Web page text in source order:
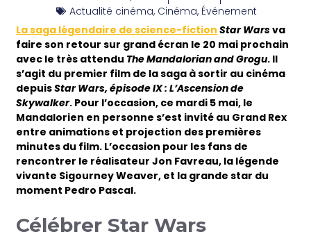
Actualité cinéma, Cinéma, Événement
La saga légendaire de science-fiction Star Warsva
faire son retour sur grand écran le 20 mai prochain
avec le très attendu The Mandalorian and Grogu. Il
s’agit du premier film de la saga à sortir au cinéma
depuisStar Wars, épisode IX : L’Ascension de
Skywalker. Pour l’occasion, ce mardi 5 mai, le
Mandalorien en personne s’est invité au Grand Rex
entre animations et projection des premières
minutes du film. L’occasion pour les fans de
rencontrer le réalisateur Jon Favreau, la légende
vivante Sigourney Weaver, et la grande star du
moment Pedro Pascal.
Célébrer Star Wars